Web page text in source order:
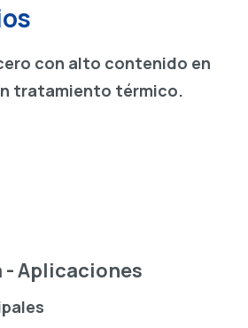
con alto contenido en
tratamiento térmico.
Aplicaciones